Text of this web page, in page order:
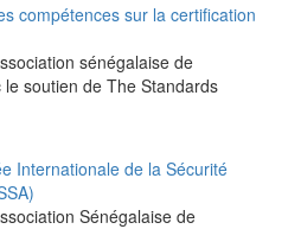
compétences sur la certification
sénégalaise de
soutien de The Standards
Internationale de la Sécurité
Sénégalaise de